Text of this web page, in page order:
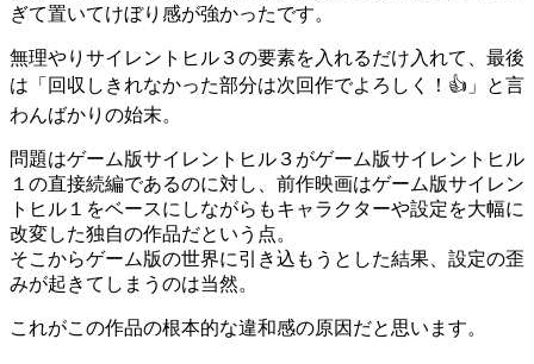
ぎて置いてけぼり感が強かったです。
無理やりサイレントヒル３の要素を入れるだけ入れて、最後
は「回収しきれなかった部分は次回作でよろしく！👍️」と言
わんばかりの始末。
問題はゲーム版サイレントヒル３がゲーム版サイレントヒル
１の直接続編であるのに対し、前作映画はゲーム版サイレン
トヒル１をベースにしながらもキャラクターや設定を大幅に
改変した独自の作品だという点。
そこからゲーム版の世界に引き込もうとした結果、設定の歪
みが起きてしまうのは当然。
これがこの作品の根本的な違和感の原因だと思います。